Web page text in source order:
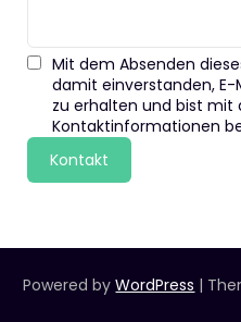
Mit dem Absenden
damit einverstanden,
zu erhalten und bist mit
Kontaktinformationen
Kontakt
Powered byWordPress |